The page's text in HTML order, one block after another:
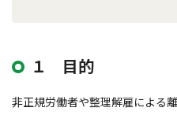
１ 目的
非正規労働者や整理解雇による